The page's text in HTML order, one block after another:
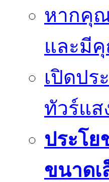
หากคุ
และมี
เปิดปร
ทัวร์แส
ประโ
ขนาดเ